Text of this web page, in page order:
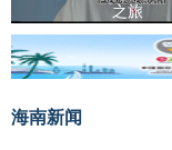
之旅
海南新闻